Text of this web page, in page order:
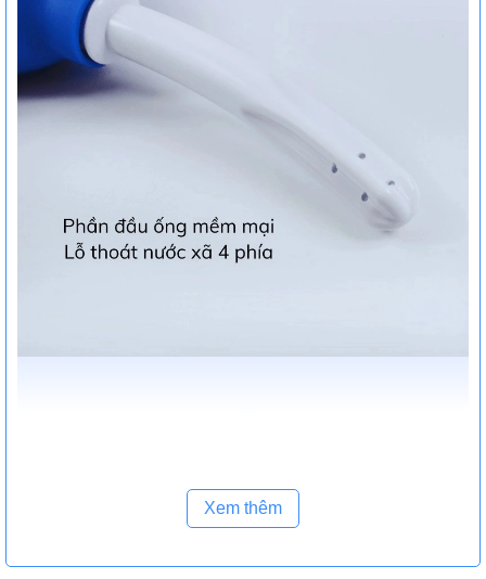
Xem thêm